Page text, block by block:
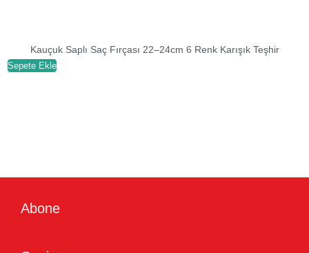
Kauçuk Saplı Saç Fırçası 22–24cm 6 Renk Karışık Teşhir
Sepete Ekle
Abone